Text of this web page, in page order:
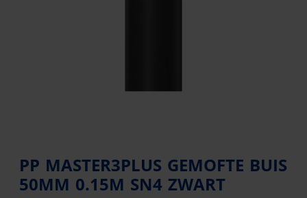
PP MASTER3PLUS GEMOFTE BUIS
50MM 0.15M SN4 ZWART